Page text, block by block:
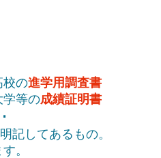
校の進学用調査書
学等の成績証明書
記してあるもの。
。